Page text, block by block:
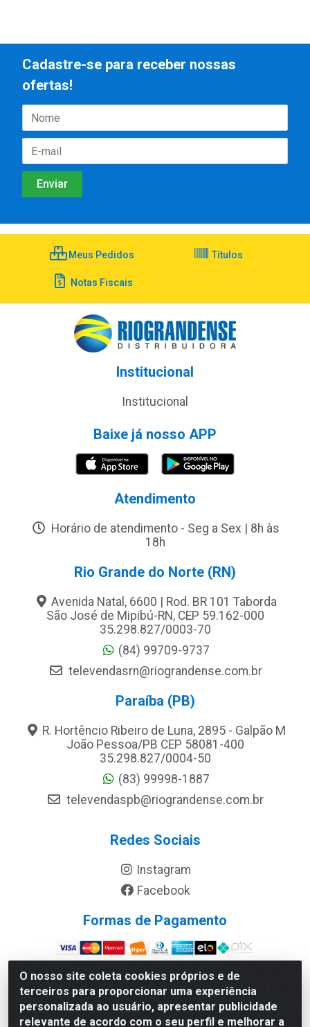
O nosso site coleta cookies próprios e de
terceiros para proporcionar uma experiência
personalizada ao usuário, apresentar publicidade
relevante de acordo com o seu perfil e melhorar a
Cadastre-se para receber nossas
ofertas!
Meus Pedidos Títulos
Notas Fiscais
Institucional
Institucional
Baixe já nosso APP
Atendimento
Horário de atendimento - Seg a Sex | 8h às
18h
Rio Grande do Norte (RN)
Avenida Natal, 6600 | Rod. BR 101 Taborda
São José de Mipibú-RN, CEP 59.162-000
35.298.827/0003-70
(84) 99709-9737
televendasrn@riograndense.com.br
Paraíba (PB)
R. Hortêncio Ribeiro de Luna, 2895 - Galpão M
João Pessoa/PB CEP 58081-400
35.298.827/0004-50
(83) 99998-1887
televendaspb@riograndense.com.br
Redes Sociais
Instagram
Facebook
Formas de Pagamento
Site Seguro